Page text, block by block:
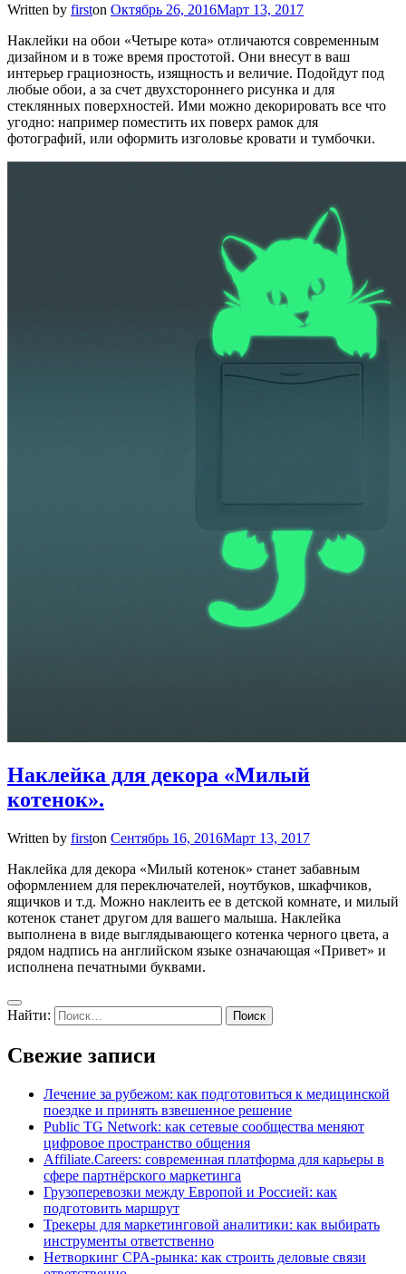
Written by firston Октябрь 26, 2016Март 13, 2017
Наклейки на обои «Четыре кота» отличаются современным
дизайном и в тоже время простотой. Они внесут в ваш
интерьер грациозность, изящность и величие. Подойдут под
любые обои, а за счет двухстороннего рисунка и для
стеклянных поверхностей. Ими можно декорировать все что
угодно: например поместить их поверх рамок для
фотографий, или оформить изголовье кровати и тумбочки.
Наклейка для декора «Милый
котенок».
Written by firston Сентябрь 16, 2016Март 13, 2017
Наклейка для декора «Милый котенок» станет забавным
оформлением для переключателей, ноутбуков, шкафчиков,
ящичков и т.д. Можно наклеить ее в детской комнате, и милый
котенок станет другом для вашего малыша. Наклейка
выполнена в виде выглядывающего котенка черного цвета, а
рядом надпись на английском языке означающая «Привет» и
исполнена печатными буквами.
Найти:
Свежие записи
Лечение за рубежом: как подготовиться к медицинской
поездке и принять взвешенное решение
Public TG Network: как сетевые сообщества меняют
цифровое пространство общения
Affiliate.Careers: современная платформа для карьеры в
сфере партнёрского маркетинга
Грузоперевозки между Европой и Россией: как
подготовить маршрут
Трекеры для маркетинговой аналитики: как выбирать
инструменты ответственно
Нетворкинг CPA-рынка: как строить деловые связи